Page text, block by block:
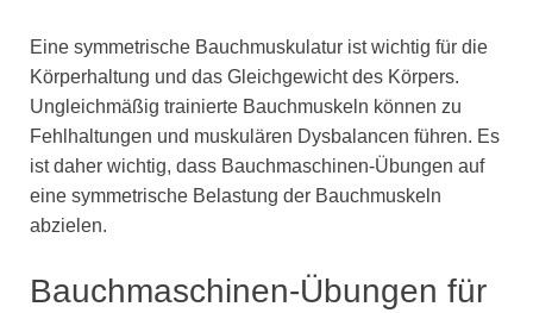
Eine symmetrische Bauchmuskulatur ist wichtig für die
Körperhaltung und das Gleichgewicht des Körpers.
Ungleichmäßig trainierte Bauchmuskeln können zu
Fehlhaltungen und muskulären Dysbalancen führen. Es
ist daher wichtig, dass Bauchmaschinen-Übungen auf
eine symmetrische Belastung der Bauchmuskeln
abzielen.
Bauchmaschinen-Übungen für